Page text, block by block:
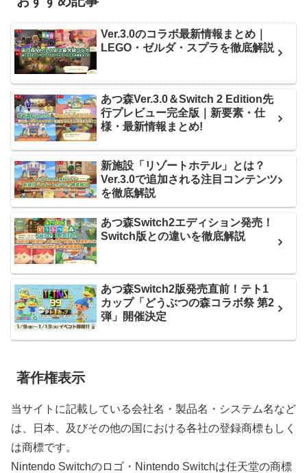
Ver.3.0のコラボ最新情報まとめ｜
LEGO・ゼルダ・スプラを徹底解説
あつ森Ver.3.0＆Switch 2 Edition先
行プレビュー完全版｜新要素・仕
様・最新情報まとめ!
新施設「リゾートホテル」とは？
Ver.3.0で追加される注目コンテンツ
を徹底解説
あつ森Switch2エディション発売！
Switch版との違いを徹底解説
あつ森Switch2版発売直前！テト1
カップ「どうぶつの森コラボ祭 第2
弾」開催決定
著作権表示
当サイトに記載している会社名・製品名・システム名など
は、日本、及びその他の国における各社の登録商標もしく
は商標です。
Nintendo Switchのロゴ・Nintendo Switchは任天堂の商標